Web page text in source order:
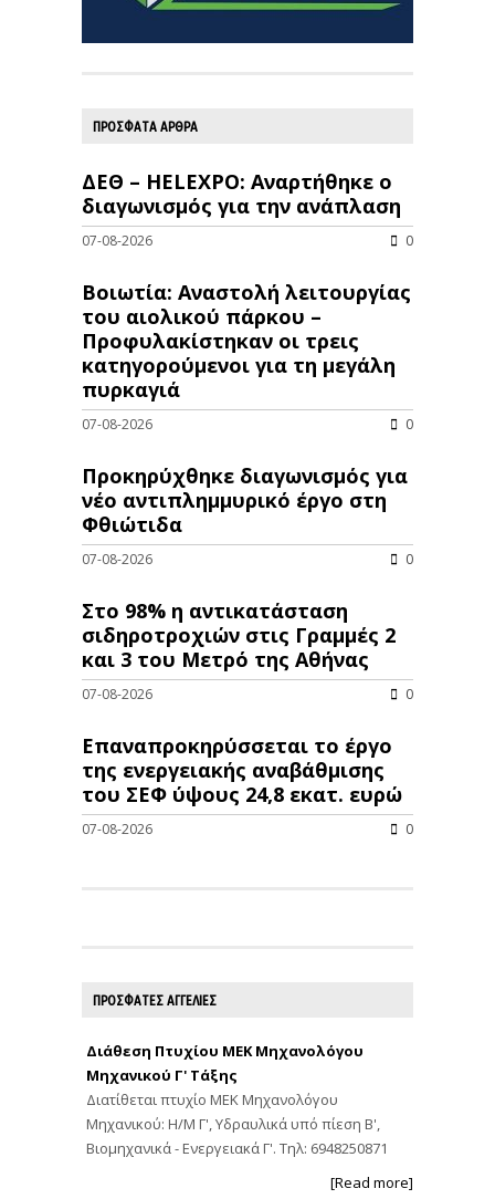
ΠΡΟΣΦΑΤΑ ΑΡΘΡΑ
ΔΕΘ – HELEXPO: Αναρτήθηκε ο
διαγωνισμός για την ανάπλαση
07-08-2026 0
Βοιωτία: Αναστολή λειτουργίας
του αιολικού πάρκου –
Προφυλακίστηκαν οι τρεις
κατηγορούμενοι για τη μεγάλη
πυρκαγιά
07-08-2026 0
Προκηρύχθηκε διαγωνισμός για
νέo αντιπλημμυρικό έργο στη
Φθιώτιδα
07-08-2026 0
Στο 98% η αντικατάσταση
σιδηροτροχιών στις Γραμμές 2
και 3 του Μετρό της Αθήνας
07-08-2026 0
Επαναπροκηρύσσεται το έργο
της ενεργειακής αναβάθμισης
του ΣΕΦ ύψους 24,8 εκατ. ευρώ
07-08-2026 0
ΠΡΟΣΦΑΤΕΣ ΑΓΓΕΛΙΕΣ
Διάθεση Πτυχίου ΜΕΚ Μηχανολόγου
Μηχανικού Γ' Τάξης
Διατίθεται πτυχίο ΜΕΚ Μηχανολόγου
Μηχανικού: Η/Μ Γ', Υδραυλικά υπό πίεση Β',
Βιομηχανικά - Ενεργειακά Γ'. Τηλ: 6948250871
[Read more]